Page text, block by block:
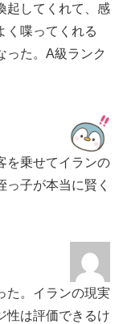
起してくれて、感
く喋ってくれる
った。A級ランク
を乗せてイランの
子が本当に賢く
た。イランの現実
性は評価できるけ